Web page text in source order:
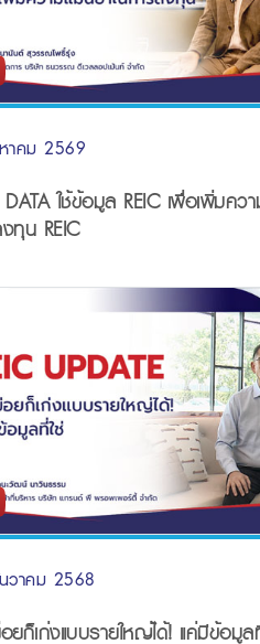
าคม 2569
ใช้ข้อมูล REIC เพื่อเพิ่มควา
ทุน REIC
วาคม 2568
ยก็เก่งแบบรายใหญ่ได้! แค่มีข้อมูล